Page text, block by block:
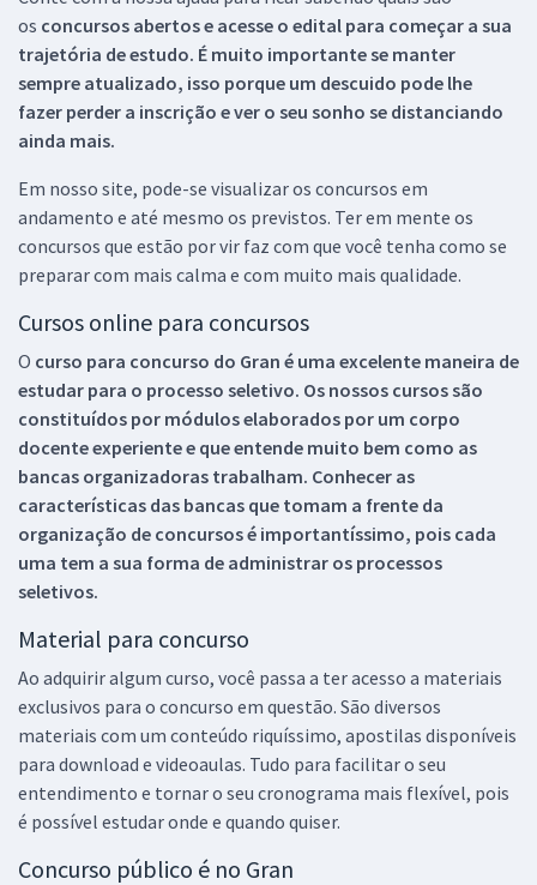
os concursos abertos e acesse o edital para começar a sua
trajetória de estudo. É muito importante se manter
sempre atualizado, isso porque um descuido pode lhe
fazer perder a inscrição e ver o seu sonho se distanciando
ainda mais.
Em nosso site, pode-se visualizar os concursos em
andamento e até mesmo os previstos. Ter em mente os
concursos que estão por vir faz com que você tenha como se
preparar com mais calma e com muito mais qualidade.
Cursos online para concursos
O curso para concurso do Gran é uma excelente maneira de
estudar para o processo seletivo. Os nossos cursos são
constituídos por módulos elaborados por um corpo
docente experiente e que entende muito bem como as
bancas organizadoras trabalham. Conhecer as
características das bancas que tomam a frente da
organização de concursos é importantíssimo, pois cada
uma tem a sua forma de administrar os processos
seletivos.
Material para concurso
Ao adquirir algum curso, você passa a ter acesso a materiais
exclusivos para o concurso em questão. São diversos
materiais com um conteúdo riquíssimo, apostilas disponíveis
para download e videoaulas. Tudo para facilitar o seu
entendimento e tornar o seu cronograma mais flexível, pois
é possível estudar onde e quando quiser.
Concurso público é no Gran